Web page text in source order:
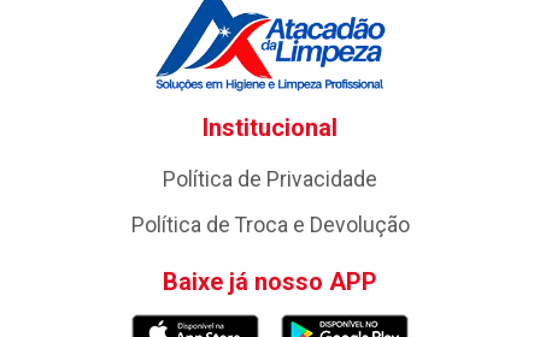
Institucional
Política de Privacidade
Política de Troca e Devolução
Baixe já nosso APP